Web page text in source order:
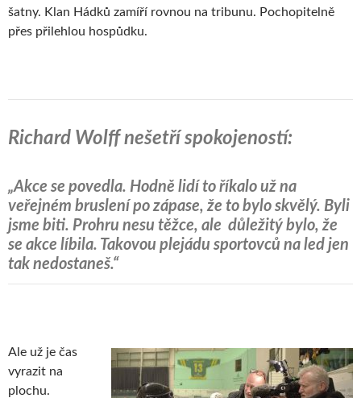
šatny. Klan Hádků zamíří rovnou na tribunu. Pochopitelně
přes přilehlou hospůdku.
Richard Wolff nešetří spokojeností:
„Akce se povedla. Hodně lidí to říkalo už na
veřejném bruslení po zápase, že to bylo skvělý. Byli
jsme biti. Prohru nesu těžce, ale důležitý bylo, že
se akce líbila. Takovou plejádu sportovců na led jen
tak nedostaneš.“
Ale už je čas
vyrazit na
plochu.